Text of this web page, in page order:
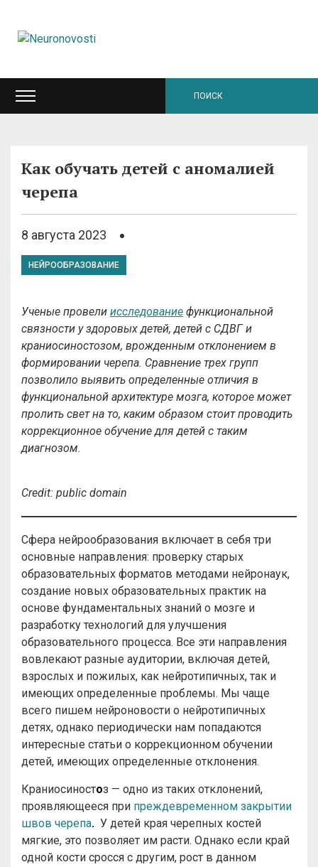
Как обучать детей с аномалией
черепа
8 августа 2023
НЕЙРООБРАЗОВАНИЕ
Ученые провели исследование функциональной
связности у здоровых детей, детей с СДВГ и
краниосиностозом, врожденным отклонением в
формировании черепа. Сравнение трех групп
позволило выявить определенные отличия в
функциональной архитектуре мозга, которое может
пролить свет на то, каким образом стоит проводить
коррекционное обучение для детей с таким
диагнозом.
Credit: public domain
Сфера нейрообразования включает в себя три
основные направления: проверку старых
образовательных форматов методами нейронаук,
создание новых образовательных практик на
основе фундаментальных знаний о мозге и
разработку технологий для улучшения
образовательного процесса. Все эти направления
вовлекают разные аудитории, включая детей,
взрослых и пожилых, как нейротипичных, так и
имеющих определенные проблемы. Мы чаще
всего пишем нейроновости о нейротипичных
детях, однако периодически нам попадаются
интересные статьи о коррекционном обучении
детей, имеющих определенные отклонения.
Краниосиностоз — одно из таких отклонений,
проявляющееся при преждевременном закрытии
швов черепа. У детей края черепных костей
мягкие, это позволяет им расти. Однако если край
одной кости сросся с другим, рост в данном